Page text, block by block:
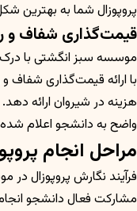
پروپوزال شما به بهترین
قیمت‌گذاری شفاف و
موسسه سبز انگشتی با
با ارائه قیمت‌گذاری شفاف
هزینه در شیروان ارائه
واضح به دانشجو اعلام
مراحل انجام
فرآیند نگارش پروپوزال
مشارکت فعال دانشجو انجام